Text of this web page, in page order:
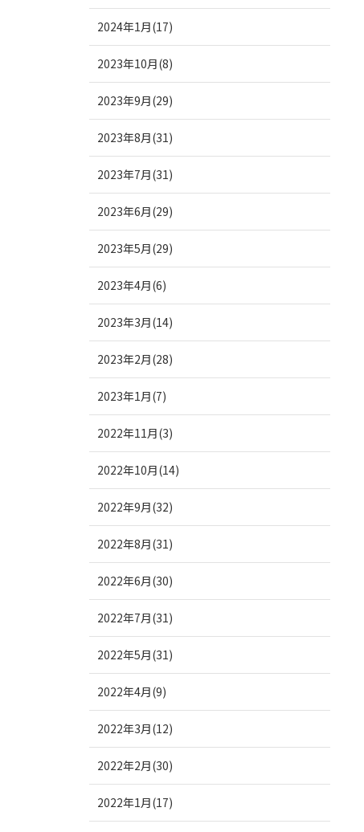
2024年1月(17)
2023年10月(8)
2023年9月(29)
2023年8月(31)
2023年7月(31)
2023年6月(29)
2023年5月(29)
2023年4月(6)
2023年3月(14)
2023年2月(28)
2023年1月(7)
2022年11月(3)
2022年10月(14)
2022年9月(32)
2022年8月(31)
2022年6月(30)
2022年7月(31)
2022年5月(31)
2022年4月(9)
2022年3月(12)
2022年2月(30)
2022年1月(17)